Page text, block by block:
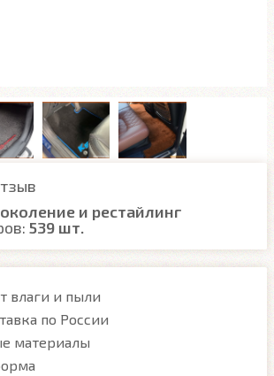
и рестайлинг
539 шт.
влаги и пыли
по России
материалы